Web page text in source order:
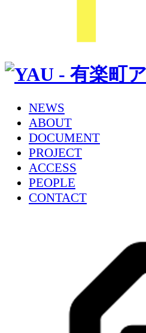
NEWS
ABOUT
DOCUMENT
PROJECT
ACCESS
PEOPLE
CONTACT